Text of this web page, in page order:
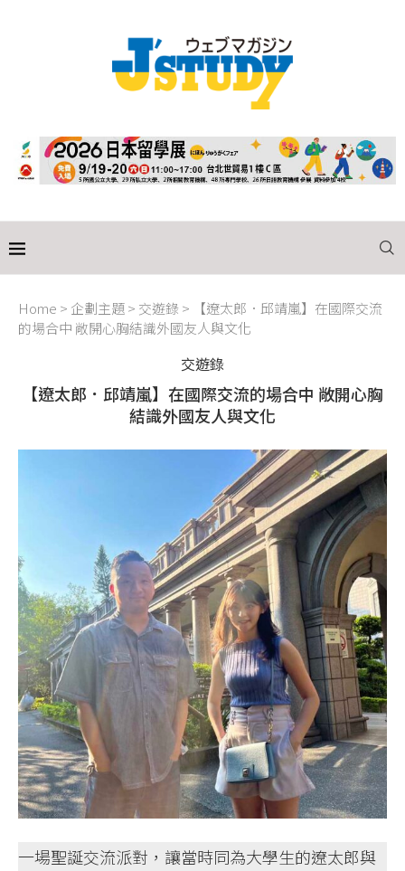
Home > 企劃主題> 交遊錄>
【遼太郎．邱靖嵐】在國際交流
的場合中 敞開心胸結識外國友人與文化
交遊錄
【遼太郎．邱靖嵐】在國際交流的場合中 敞開心胸
結識外國友人與文化
一場聖誕交流派對，讓當時同為大學生的遼太郎與